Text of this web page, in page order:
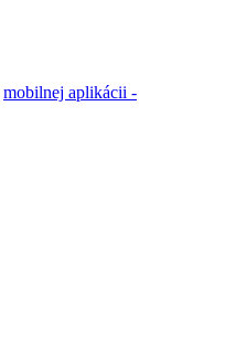
mobilnej aplikácii -